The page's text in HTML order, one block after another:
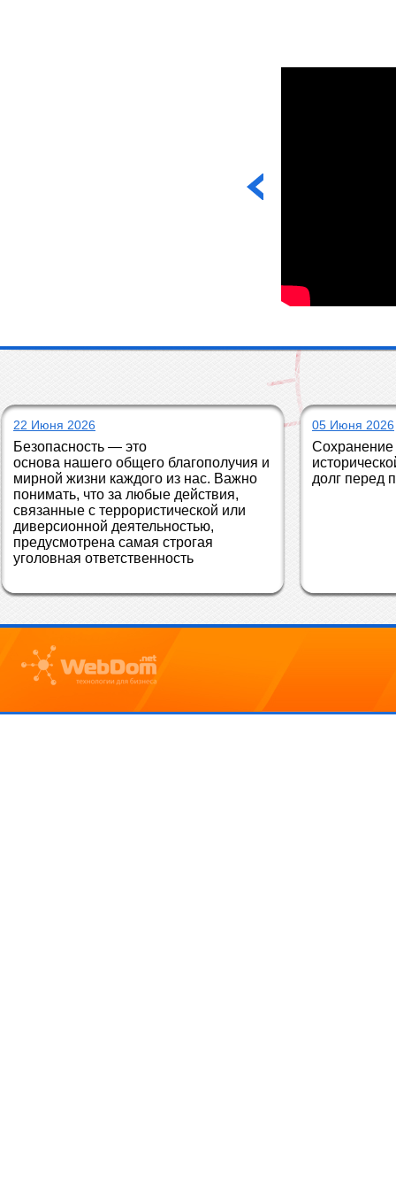
22 Июня 2026
Безопасность — это
основа нашего общего благополучия и
мирной жизни каждого из нас. Важно
понимать, что за любые действия,
связанные с террористической или
диверсионной деятельностью,
предусмотрена самая строгая
уголовная ответственность
05 Июня 2026
Сохранение
долг перед